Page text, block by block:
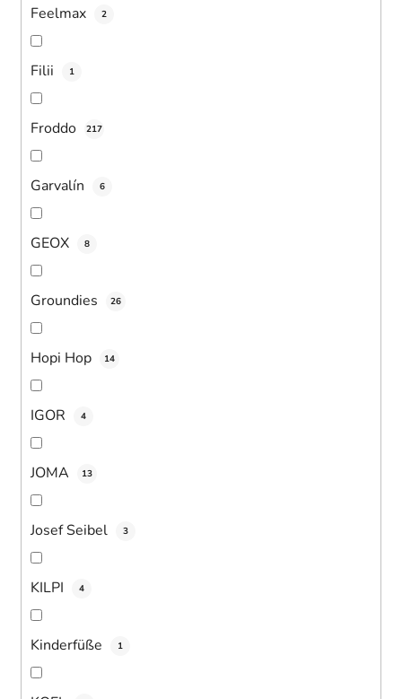
Feelmax 2
Filii 1
Froddo 217
Garvalín 6
GEOX 8
Groundies 26
Hopi Hop 14
IGOR 4
JOMA 13
Josef Seibel 3
KILPI 4
Kinderfüße 1